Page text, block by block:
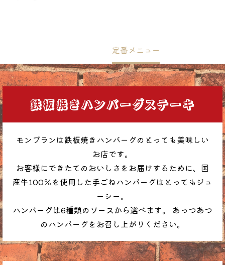
定番メニュー
鉄板焼きハンバーグステーキ
モンブランは鉄板焼きハンバーグのとっても美味しい
お店です。
お客様にできたてのおいしさをお届けするために、国
産牛100％を使用した手ごねハンバーグはとってもジュ
ーシー。
ハンバーグは6種類のソースから選べます。 あっつあつ
のハンバーグをお召し上がりください。